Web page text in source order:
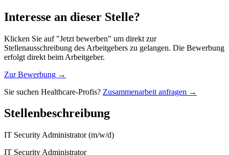
Interesse an dieser Stelle?
Klicken Sie auf "Jetzt bewerben" um direkt zur
Stellenausschreibung des Arbeitgebers zu gelangen. Die Bewerbung
erfolgt direkt beim Arbeitgeber.
Zur Bewerbung →
Sie suchen Healthcare-Profis? Zusammenarbeit anfragen →
Stellenbeschreibung
IT Security Administrator (m/w/d)
IT Security Administrator